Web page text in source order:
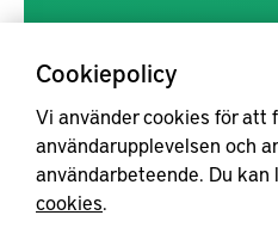
Cookiepolicy
Vi använder cookies för att
användarupplevelsen och
användarbeteende. Du kan
cookies.
Kunskapsförmedlingen är en
inom produkt- och
forskningsresultat mer
samverkan mellan högskolor,